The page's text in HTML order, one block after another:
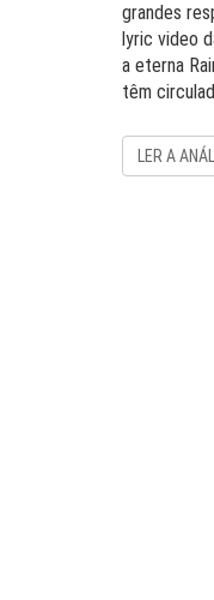
grandes
lyric video
a eterna
têm
LER A